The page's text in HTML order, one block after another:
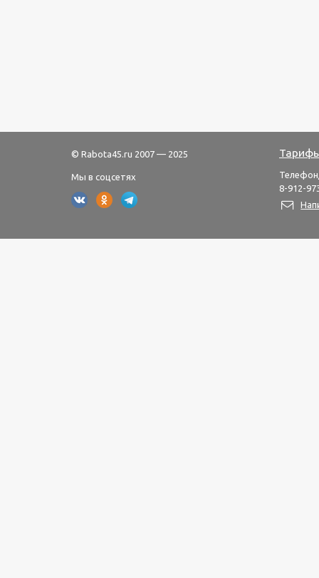
© Rabota45.ru 2007 — 2025
Мы в соцсетях
8-912-